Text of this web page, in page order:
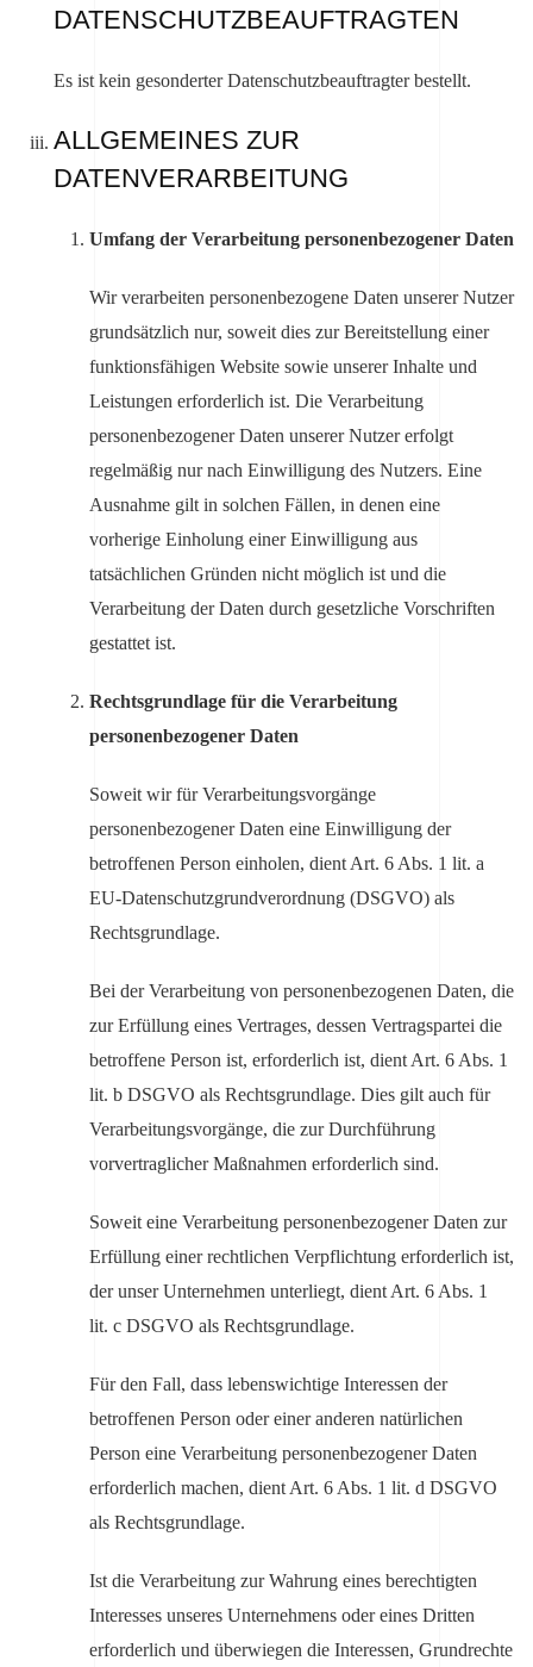
DATENSCHUTZBEAUFTRAGTEN
Es ist kein gesonderter Datenschutzbeauftragter bestellt.
ALLGEMEINES ZUR
DATENVERARBEITUNG
Umfang der Verarbeitung personenbezogener Daten
Wir verarbeiten personenbezogene Daten unserer Nutzer
grundsätzlich nur, soweit dies zur Bereitstellung einer
funktionsfähigen Website sowie unserer Inhalte und
Leistungen erforderlich ist. Die Verarbeitung
personenbezogener Daten unserer Nutzer erfolgt
regelmäßig nur nach Einwilligung des Nutzers. Eine
Ausnahme gilt in solchen Fällen, in denen eine
vorherige Einholung einer Einwilligung aus
tatsächlichen Gründen nicht möglich ist und die
Verarbeitung der Daten durch gesetzliche Vorschriften
gestattet ist.
Rechtsgrundlage für die Verarbeitung
personenbezogener Daten
Soweit wir für Verarbeitungsvorgänge
personenbezogener Daten eine Einwilligung der
betroffenen Person einholen, dient Art. 6 Abs. 1 lit. a
EU-Datenschutzgrundverordnung (DSGVO) als
Rechtsgrundlage.
Bei der Verarbeitung von personenbezogenen Daten, die
zur Erfüllung eines Vertrages, dessen Vertragspartei die
betroffene Person ist, erforderlich ist, dient Art. 6 Abs. 1
lit. b DSGVO als Rechtsgrundlage. Dies gilt auch für
Verarbeitungsvorgänge, die zur Durchführung
vorvertraglicher Maßnahmen erforderlich sind.
Soweit eine Verarbeitung personenbezogener Daten zur
Erfüllung einer rechtlichen Verpflichtung erforderlich ist,
der unser Unternehmen unterliegt, dient Art. 6 Abs. 1
lit. c DSGVO als Rechtsgrundlage.
Für den Fall, dass lebenswichtige Interessen der
betroffenen Person oder einer anderen natürlichen
Person eine Verarbeitung personenbezogener Daten
erforderlich machen, dient Art. 6 Abs. 1 lit. d DSGVO
als Rechtsgrundlage.
Ist die Verarbeitung zur Wahrung eines berechtigten
Interesses unseres Unternehmens oder eines Dritten
erforderlich und überwiegen die Interessen, Grundrechte